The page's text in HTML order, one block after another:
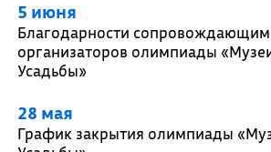
5 июня
Благодарности сопровождающим
организаторов олимпиады
Усадьбы»
28 мая
График закрытия олимпиады